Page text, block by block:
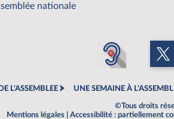
nationale
L'ASSEMBLEE UNE SEMAINE À
©Tous droits
Mentions légales
Accessibilité : partiellement